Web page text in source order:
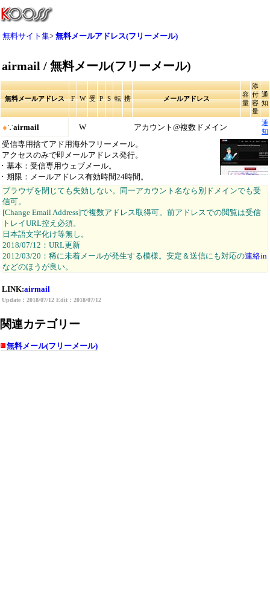
無料サイト集> 無料メールアドレス(フリーメール)
airmail / 無料メール(フリーメール)
無料メールアドレス F W 受 P S 転 携 メールアドレス
容
量
添
付
容
量
通
知
●∵airmail W アカウント@複数ドメイン
通
知
受信専用捨てアド用海外フリーメール。
アクセスのみで即メールアドレス発行。
基本：受信専用ウェブメール。
期限：メールアドレス有効時間24時間。
ブラウザを閉じても失効しない。同一アカウント名なら別ドメインでも受
信可。
[Change Email Address]で複数アドレス取得可。前アドレスでの閲覧は受信
トレイURL控え必須。
日本語文字化け等無し。
2018/07/12：URL更新
2012/03/20：稀に未着メールが発生する模様。安定＆送信にも対応の連絡in
などのほうが良い。
LINK:airmail
Update：2018/07/12 Edit：2018/07/12
関連カテゴリー
無料メール(フリーメール)